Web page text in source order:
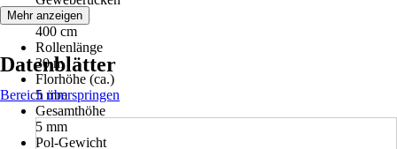
Breite
400 cm
Rollenlänge
30 m
Florhöhe (ca.)
5 mm
Gesamthöhe
5 mm
Pol-Gewicht
Mehr anzeigen
Datenblätter
Bereich überspringen